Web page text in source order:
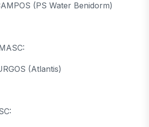
(PS Water Benidorm)
(Atlantis)